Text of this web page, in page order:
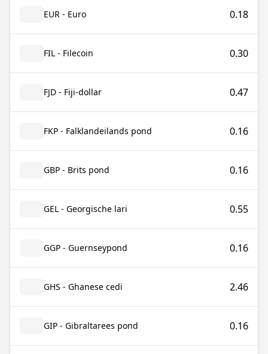
EUR - Euro 0.18
FIL - Filecoin 0.30
FJD - Fiji-dollar 0.47
FKP - Falklandeilands pond 0.16
GBP - Brits pond 0.16
GEL - Georgische lari 0.55
GGP - Guernseypond 0.16
GHS - Ghanese cedi 2.46
GIP - Gibraltarees pond 0.16